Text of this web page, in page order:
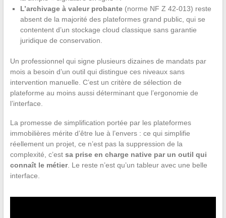
L’archivage à valeur probante(norme NF Z 42-013) reste
absent de la majorité des plateformes grand public, qui se
contentent d’un stockage cloud classique sans garantie
juridique de conservation.
Un professionnel qui signe plusieurs dizaines de mandats par
mois a besoin d’un outil qui distingue ces niveaux sans
intervention manuelle. C’est un critère de sélection de
plateforme au moins aussi déterminant que l’ergonomie de
l’interface.
La promesse de simplification portée par les plateformes
immobilières mérite d’être lue à l’envers : ce qui simplifie
réellement un projet, ce n’est pas la suppression de la
complexité, c’est sa prise en charge native par un outil qui
connaît le métier. Le reste n’est qu’un tableur avec une belle
interface.